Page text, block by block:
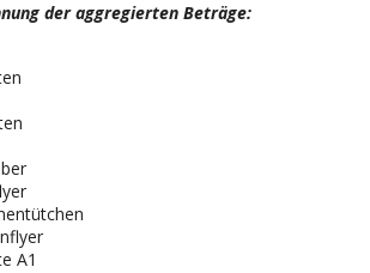
der aggregierten Beträge:
A1